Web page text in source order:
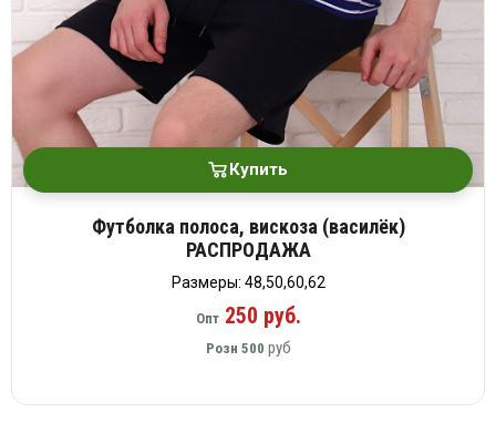
Купить
Футболка полоса, вискоза (василёк)
РАСПРОДАЖА
Размеры: 48,50,60,62
Опт250 руб.
Розн 500 руб